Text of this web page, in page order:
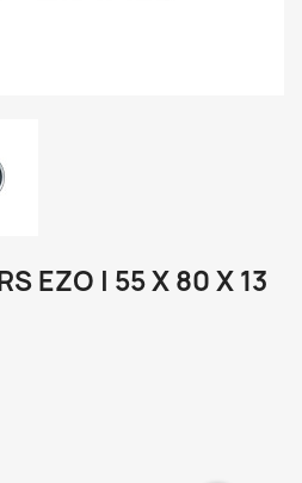
EZO | 55 X 80 X 13